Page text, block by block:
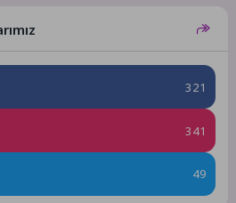
321
341
49